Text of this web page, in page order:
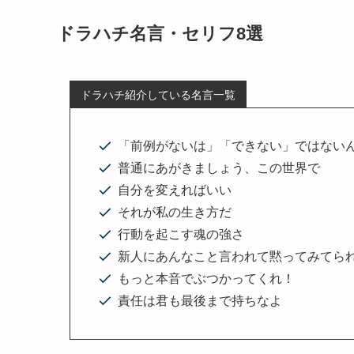
ドラハチ名言・セリフ8選
ドラハチ紹介している名言一覧
「前例がないは」「できない」ではない
普通にあがきましょう、この世界で
自分を変えればいい
それが私の生き方だ
行動を起こす魂の強さ
新人にあんなこと言われて黙ってみてら
もっと本音でぶつかってくれ！
責任は君も最後まで持ちなよ